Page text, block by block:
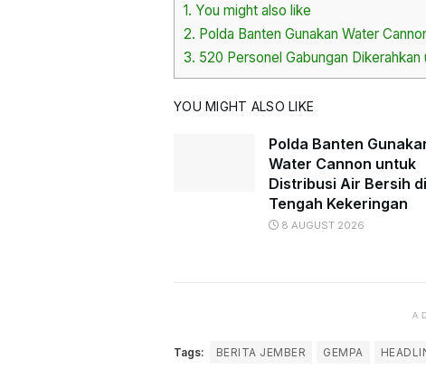
1. You might also like
2. Polda Banten Gunakan Water
3. 520 Personel Gabungan
YOU MIGHT ALSO LIKE
Polda Banten
Water Cannon untuk
Distribusi Air Bersih di
Tengah Kekeringan
8 AUGUST 2026
Tags: BERITA JEMBER GEMPA